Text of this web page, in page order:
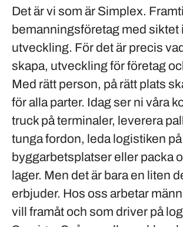
Det är vi som är Simplex.
bemanningsföretag med siktet
utveckling. För det är precis vad
skapa, utveckling för företag
Med rätt person, på rätt plats
för alla parter. Idag ser ni våra
truck på terminaler, leverera
tunga fordon, leda logistiken på
byggarbetsplatser eller packa
lager. Men det är bara en liten
erbjuder. Hos oss arbetar
vill framåt och som driver på